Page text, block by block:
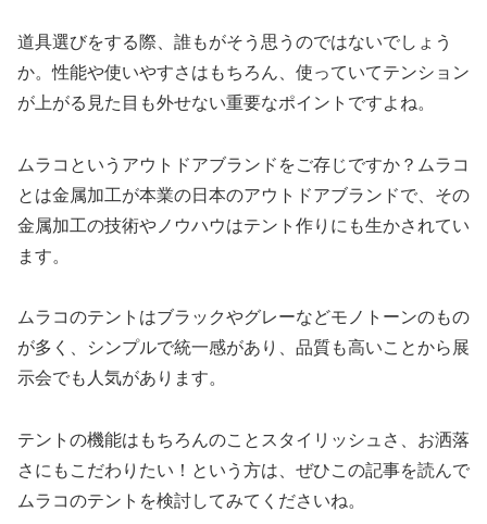
道具選びをする際、誰もがそう思うのではないでしょう
か。性能や使いやすさはもちろん、使っていてテンション
が上がる見た目も外せない重要なポイントですよね。
ムラコというアウトドアブランドをご存じですか？ムラコ
とは金属加工が本業の日本のアウトドアブランドで、その
金属加工の技術やノウハウはテント作りにも生かされてい
ます。
ムラコのテントはブラックやグレーなどモノトーンのもの
が多く、シンプルで統一感があり、品質も高いことから展
示会でも人気があります。
テントの機能はもちろんのことスタイリッシュさ、お洒落
さにもこだわりたい！という方は、ぜひこの記事を読んで
ムラコのテントを検討してみてくださいね。